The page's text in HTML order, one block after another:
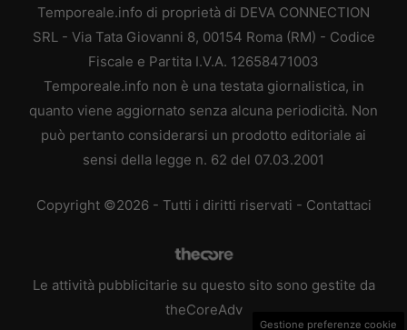
Temporeale.info di proprietà di DEVA CONNECTION
SRL - Via Tata Giovanni 8, 00154 Roma (RM) - Codice
Fiscale e Partita I.V.A. 12658471003
Temporeale.info non è una testata giornalistica, in
quanto viene aggiornato senza alcuna periodicità. Non
può pertanto considerarsi un prodotto editoriale ai
sensi della legge n. 62 del 07.03.2001
Copyright ©2026 - Tutti i diritti riservati - Contattaci
Le attività pubblicitarie su questo sito sono gestite da
theCoreAdv
Gestione preferenze cookie